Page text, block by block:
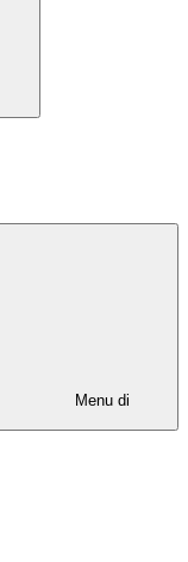
Menu di